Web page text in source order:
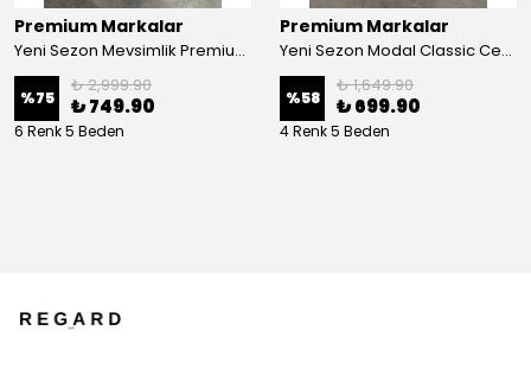
Premium Markalar
Yeni Sezon Mevsimlik Premium Casual Kumaş Pantalon
%75
₺ 2,999.90
₺ 749.90
6 Renk 5 Beden
Premium Markalar
Yeni Sezon Modal Classic Ceast Basic Mini Logo T-shirt
%58
₺ 1,649.90
₺ 699.90
4 Renk 5 Beden